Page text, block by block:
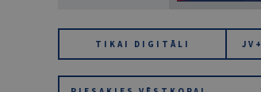
TIKAI DIGITĀLI JV+